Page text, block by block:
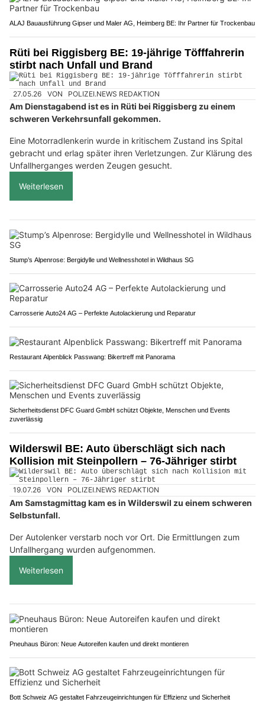
ALAJ Bauausführung Gipser und Maler AG, Heimberg BE: Ihr Partner für Trockenbau
Rüti bei Riggisberg BE: 19-jährige Töfffahrerin
stirbt nach Unfall und Brand
27.05.26 VON POLIZEI.NEWS REDAKTION
Am Dienstagabend ist es in Rüti bei Riggisberg zu einem
schweren Verkehrsunfall gekommen.
Eine Motorradlenkerin wurde in kritischem Zustand ins Spital
gebracht und erlag später ihren Verletzungen. Zur Klärung des
Unfallherganges werden Zeugen gesucht.
Weiterlesen
Stump’s Alpenrose: Bergidylle und Wellnesshotel in Wildhaus SG
Carrosserie Auto24 AG – Perfekte Autolackierung und Reparatur
Restaurant Alpenblick Passwang: Bikertreff mit Panorama
Sicherheitsdienst DFC Guard GmbH schützt Objekte, Menschen und Events
zuverlässig
Wilderswil BE: Auto überschlägt sich nach
Kollision mit Steinpollern – 76-Jähriger stirbt
19.07.26 VON POLIZEI.NEWS REDAKTION
Am Samstagmittag kam es in Wilderswil zu einem schweren
Selbstunfall.
Der Autolenker verstarb noch vor Ort. Die Ermittlungen zum
Unfallhergang wurden aufgenommen.
Weiterlesen
Pneuhaus Büron: Neue Autoreifen kaufen und direkt montieren
Bott Schweiz AG gestaltet Fahrzeugeinrichtungen für Effizienz und Sicherheit